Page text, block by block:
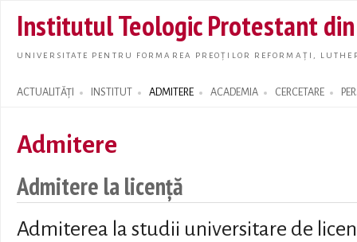
main
Institutul Teologic Protestant
UNIVERSITATE PENTRU FORMAREA PREOȚILOR REFORMAȚI,
ACTUALITĂȚI INSTITUT ADMITERE ACADEMIA CERCETARE
Search form
Admitere
Admitere la licență
Admiterea la studii universitare de